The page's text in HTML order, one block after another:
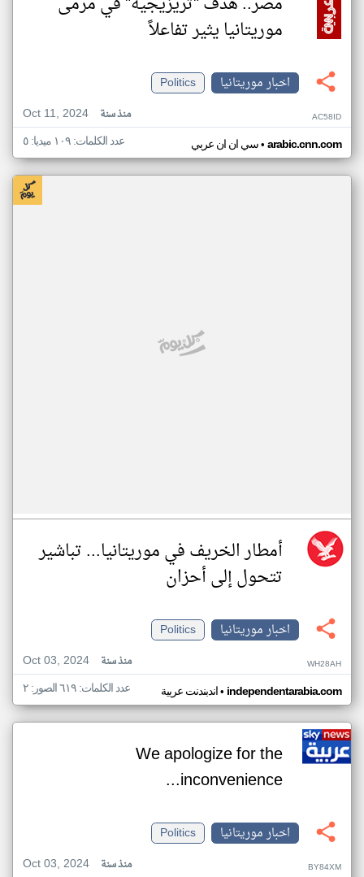
موريتانيا يثير تفاعلاً
اخبار موريتانيا
Politics
Oct 11, 2024
منذ سنة AC58ID
سي ان ان عربي• arabic.cnn.com عدد الكلمات: ١٠٩ ميديا: ٥
أمطار الخريف في موريتانيا... تباشير
تتحول إلى أحزان
اخبار موريتانيا
Politics
Oct 03, 2024
منذ سنة WH28AH
اندبندنت عربية• independentarabia.com عدد الكلمات: ٦١٩ الصور: ٢
We apologize for the
inconvenience...
اخبار موريتانيا
Politics
Oct 03, 2024
منذ سنة BY84XM